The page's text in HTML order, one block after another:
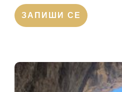
ЗАПИШИ СЕ